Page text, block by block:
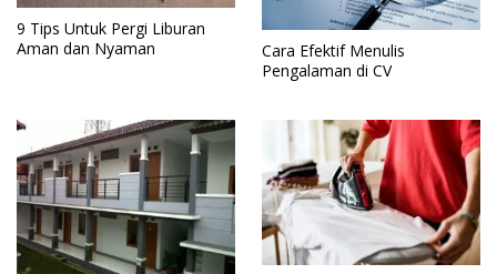
9 Tips Untuk Pergi Liburan
Aman dan Nyaman
Cara Efektif Menulis
Pengalaman di CV